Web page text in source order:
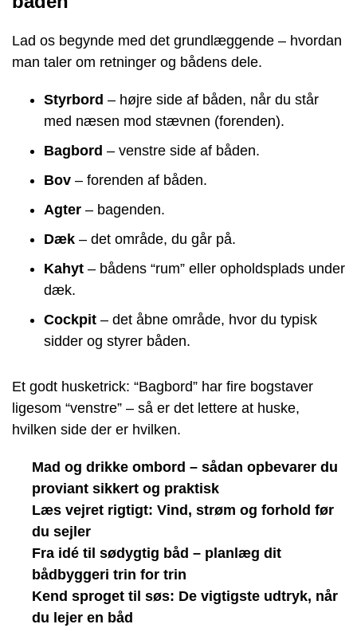
Lad os begynde med det grundlæggende – hvordan
man taler om retninger og bådens dele.
Styrbord – højre side af båden, når du står
med næsen mod stævnen (forenden).
Bagbord – venstre side af båden.
Bov – forenden af båden.
Agter – bagenden.
Dæk – det område, du går på.
Kahyt – bådens “rum” eller opholdsplads under
dæk.
Cockpit – det åbne område, hvor du typisk
sidder og styrer båden.
Et godt husketrick: “Bagbord” har fire bogstaver
ligesom “venstre” – så er det lettere at huske,
hvilken side der er hvilken.
Mad og drikke ombord – sådan opbevarer du
proviant sikkert og praktisk
Læs vejret rigtigt: Vind, strøm og forhold før
du sejler
Fra idé til sødygtig båd – planlæg dit
bådbyggeri trin for trin
Kend sproget til søs: De vigtigste udtryk, når
du lejer en båd